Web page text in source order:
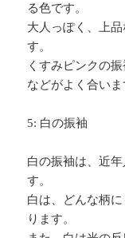
る色です。
大人っぽく、上
す。
くすみピンクの
などがよく合いま
5: 白の振袖
白の振袖は、近
す。
白は、どんな柄
ります。